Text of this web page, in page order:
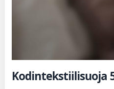
Kodintekstiilisuoja